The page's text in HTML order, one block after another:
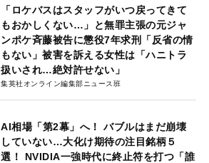
「ロケバスはスタッフがいつ戻ってきて
もおかしくない…」と無罪主張の元ジャ
ンポケ斉藤被告に懲役7年求刑「反省の情
もない」被害を訴える女性は「ハニトラ
扱いされ…絶対許せない」
集英社オンライン編集部ニュース班
AI相場「第2幕」へ！ バブルはまだ崩壊
していない…大化け期待の注目銘柄５
選！ NVIDIA一強時代に終止符を打つ「誰